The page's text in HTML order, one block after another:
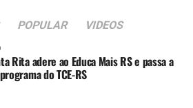
POPULAR VIDEOS
Rita adere ao Educa Mais RS e passa a
do TCE-RS